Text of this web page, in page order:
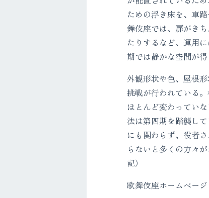
ための浮き床を、車
舞伎座では、扉がき
たりするなど、運用
期では静かな空間が得
外観形状や色、屋根
挑戦が行われている
ほとんど変わってい
法は第四期を踏襲し
にも関わらず、役者
らないと多くの方々
記）
歌舞伎座ホームページ